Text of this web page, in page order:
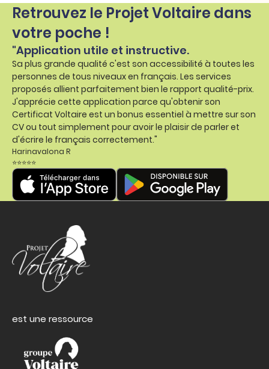
Retrouvez le Projet Voltaire dans
votre poche !
"Application utile et instructive.
Sa plus grande qualité c'est son accessibilité à toutes les
personnes de tous niveaux en français. Les services
proposés allient parfaitement bien le rapport qualité-prix.
J'apprécie cette application parce qu'obtenir son
Certificat Voltaire est un bonus essentiel à mettre sur son
CV ou tout simplement pour avoir le plaisir de parler et
d'écrire le français correctement."
Harinavalona R
⭐⭐⭐⭐⭐
est une ressource